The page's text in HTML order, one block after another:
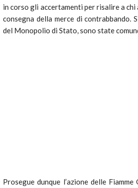
in corso gli accertamenti per risalire a
consegna della merce di
del Monopolio di Stato, sono state
Prosegue dunque l’azione delle